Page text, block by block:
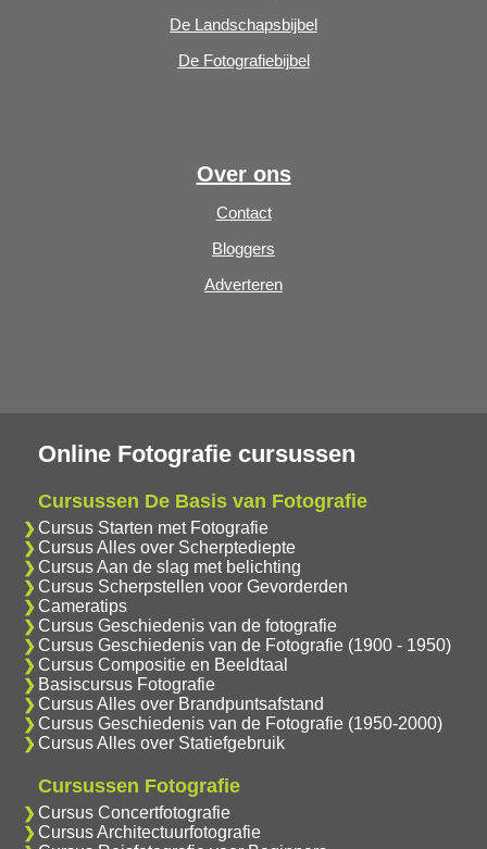
De Landschapsbijbel
De Fotografiebijbel
Over ons
Contact
Bloggers
Adverteren
Online Fotografie cursussen
Cursussen De Basis van Fotografie
Cursus Starten met Fotografie
Cursus Alles over Scherptediepte
Cursus Aan de slag met belichting
Cursus Scherpstellen voor Gevorderden
Cameratips
Cursus Geschiedenis van de fotografie
Cursus Geschiedenis van de Fotografie (1900 - 1950)
Cursus Compositie en Beeldtaal
Basiscursus Fotografie
Cursus Alles over Brandpuntsafstand
Cursus Geschiedenis van de Fotografie (1950-2000)
Cursus Alles over Statiefgebruik
Cursussen Fotografie
Cursus Concertfotografie
Cursus Architectuurfotografie